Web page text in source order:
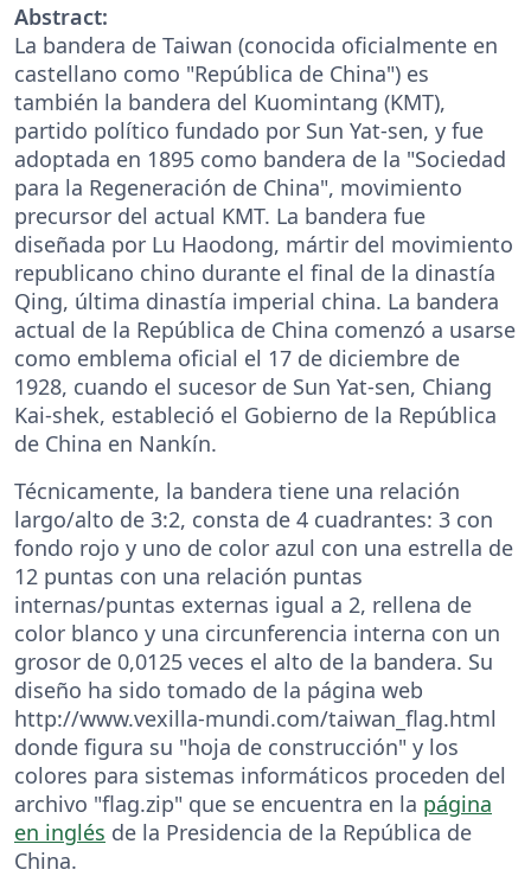
Abstract:
La bandera de Taiwan (conocida oficialmente en
castellano como "República de China") es
también la bandera del Kuomintang (KMT),
partido político fundado por Sun Yat-sen, y fue
adoptada en 1895 como bandera de la "Sociedad
para la Regeneración de China", movimiento
precursor del actual KMT. La bandera fue
diseñada por Lu Haodong, mártir del movimiento
republicano chino durante el final de la dinastía
Qing, última dinastía imperial china. La bandera
actual de la República de China comenzó a usarse
como emblema oficial el 17 de diciembre de
1928, cuando el sucesor de Sun Yat-sen, Chiang
Kai-shek, estableció el Gobierno de la República
de China en Nankín.
Técnicamente, la bandera tiene una relación
largo/alto de 3:2, consta de 4 cuadrantes: 3 con
fondo rojo y uno de color azul con una estrella de
12 puntas con una relación puntas
internas/puntas externas igual a 2, rellena de
color blanco y una circunferencia interna con un
grosor de 0,0125 veces el alto de la bandera. Su
diseño ha sido tomado de la página web
http://www.vexilla-mundi.com/taiwan_flag.html
donde figura su "hoja de construcción" y los
colores para sistemas informáticos proceden del
archivo "flag.zip" que se encuentra en la página
en inglés de la Presidencia de la República de
China.